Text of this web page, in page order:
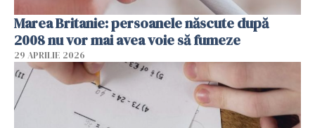
Marea Britanie: persoanele născute după
2008 nu vor mai avea voie să fumeze
29 APRILIE 2026